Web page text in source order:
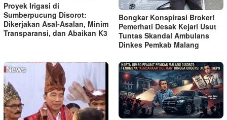
Proyek Irigasi di
Sumberpucung Disorot:
Dikerjakan Asal-Asalan, Minim
Transparansi, dan Abaikan K3
Bongkar Konspirasi Broker!
Pemerhati Desak Kejari Usut
Tuntas Skandal Ambulans
Dinkes Pemkab Malang